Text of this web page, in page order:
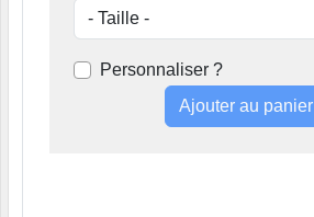
Personnaliser ?
Ajouter au panier